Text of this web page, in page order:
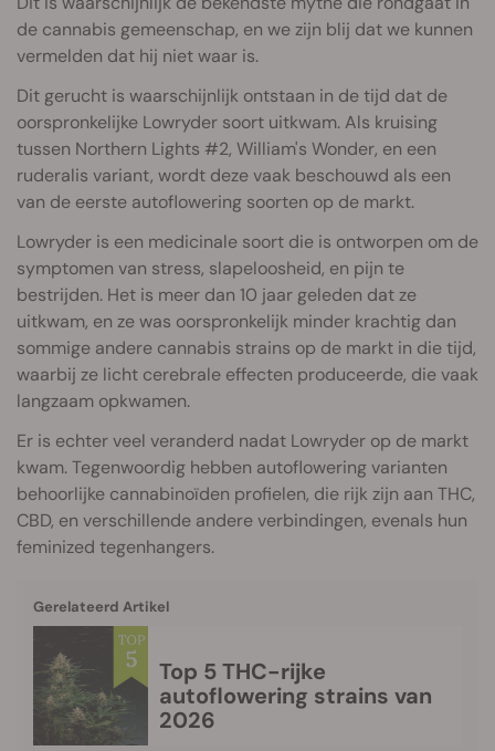
de cannabis gemeenschap, en we zijn blij dat we kunnen
vermelden dat hij niet waar is.
Dit gerucht is waarschijnlijk ontstaan in de tijd dat de
oorspronkelijke Lowryder soort uitkwam. Als kruising
tussen Northern Lights #2, William's Wonder, en een
ruderalis variant, wordt deze vaak beschouwd als een
van de eerste autoflowering soorten op de markt.
Lowryder is een medicinale soort die is ontworpen om de
symptomen van stress, slapeloosheid, en pijn te
bestrijden. Het is meer dan 10 jaar geleden dat ze
uitkwam, en ze was oorspronkelijk minder krachtig dan
sommige andere cannabis strains op de markt in die tijd,
waarbij ze licht cerebrale effecten produceerde, die vaak
langzaam opkwamen.
Er is echter veel veranderd nadat Lowryder op de markt
kwam. Tegenwoordig hebben autoflowering varianten
behoorlijke cannabinoïden profielen, die rijk zijn aan THC,
CBD, en verschillende andere verbindingen, evenals hun
feminized tegenhangers.
Gerelateerd Artikel
Top 5 THC-rijke
autoflowering strains van
2026